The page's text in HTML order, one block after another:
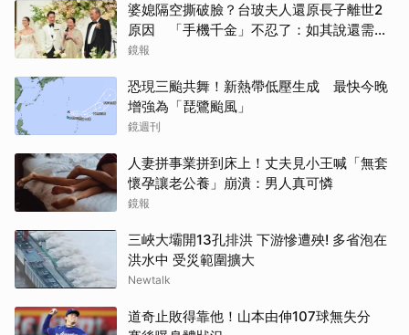
婆媳隔空撕破臉？台玻夫人還原長子離世2
原因 「手機千金」不忍了：如其說還需要
離開嗎？
鏡報
恐現三颱共舞！新熱帶低壓生成 最快今晚
增強為「琵鷺颱風」
鏡週刊
人妻拼事業拼到床上！丈夫見小王喊「無套
懷孕讓老公養」崩潰：男人真可憐
鏡報
三峽大壩開13孔排洪 下游慘遭殃! 多省泡在
洪水中 受災範圍擴大
Newtalk
道奇止敗得靠他！山本由伸107球無失分
取消